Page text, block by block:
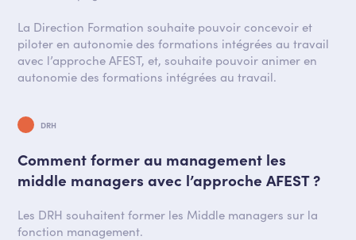
La Direction Formation souhaite pouvoir concevoir et
piloter en autonomie des formations intégrées au travail
avec l’approche AFEST, et, souhaite pouvoir animer en
autonomie des formations intégrées au travail.
DRH
Comment former au management les
middle managers avec l’approche AFEST ?
Les DRH souhaitent former les Middle managers sur la
fonction management.